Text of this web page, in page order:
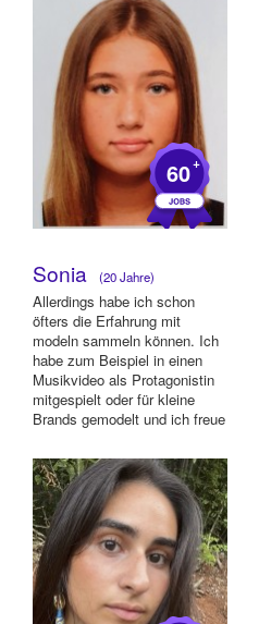
60+
Sonia (20 Jahre)
Allerdings habe ich schon
öfters die Erfahrung mit
modeln sammeln können. Ich
habe zum Beispiel in einen
Musikvideo als Protagonistin
mitgespielt oder für kleine
Brands gemodelt und ich freue